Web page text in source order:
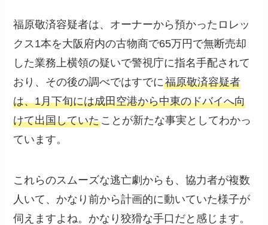
福原敬済容疑者は、オーナーから預かったロレッ
クス1本を大阪府内の古物商で65万円で無断売却
した業務上横領の疑いで警視庁に指名手配されて
おり、その後の調べではすでに福原敬済容疑者
は、1月下旬には成田空港から中東のドバイへ向
けて出国していたことが新たな事実としてわかっ
ています。
これらのスムーズな逃亡劇からも、協力者が複数
人いて、かなり前から計画的に動いていた様子が
伺えますよね。かなり狡猾な手口だと感じます。